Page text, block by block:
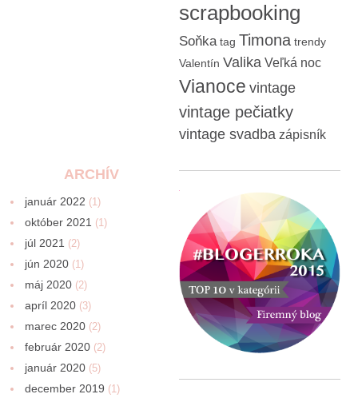
scrapbooking
Soňka tag Timona trendy
Valentín Valika Veľká noc
Vianoce vintage
vintage pečiatky
vintage svadba zápisník
ARCHÍV
január 2022 (1)
október 2021 (1)
júl 2021 (2)
jún 2020 (1)
máj 2020 (2)
apríl 2020 (3)
marec 2020 (2)
február 2020 (2)
január 2020 (5)
december 2019 (1)